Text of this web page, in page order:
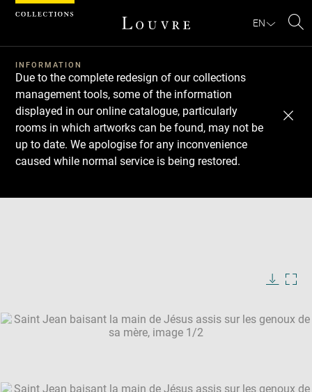
EN
INFORMATION
Due to the complete redesign of our collections
management tools, some of the information
displayed in our online catalogue, particularly
rooms in which artworks can be found, may not be
up to date. We apologise for any inconvenience
caused while normal service is being restored.
in
SKIP IMAGE CAROUSEL
Download
Next
Previous
Cookies management panel